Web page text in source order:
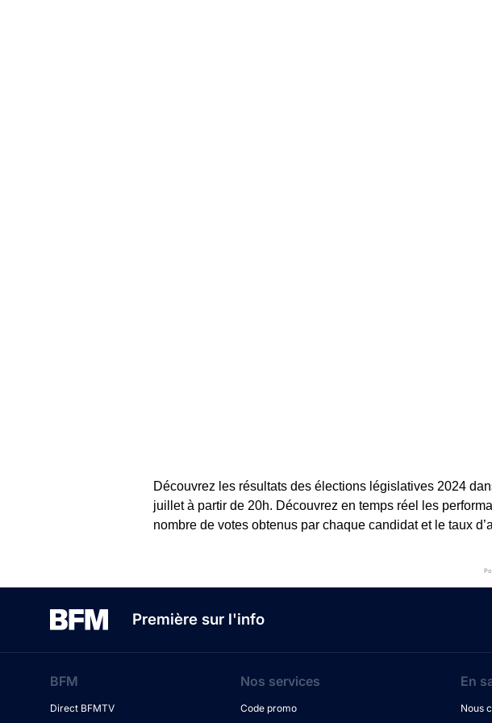
Découvrez les résultats des élections législatives 2024
juillet à partir de 20h. Découvrez en temps réel les
nombre de votes obtenus par chaque candidat et le taux
Première sur l'info
BFM
Direct BFMTV
Nos services
Code promo
En
Nous